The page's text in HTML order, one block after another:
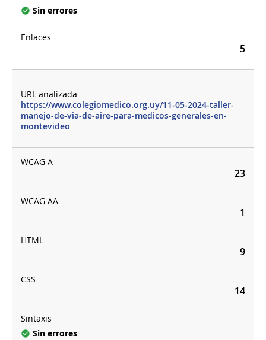
Sin errores
5
https://www.colegiomedico.org.uy/11-05-2024-taller-
manejo-de-via-de-aire-para-medicos-generales-en-
montevideo
23
1
9
14
Sin errores